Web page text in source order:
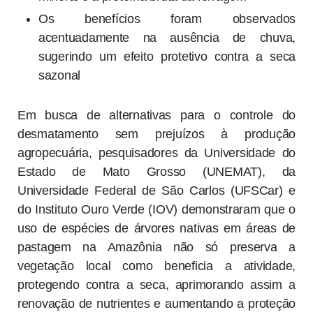
Os benefícios foram observados
acentuadamente na ausência de chuva,
sugerindo um efeito protetivo contra a seca
sazonal
Em busca de alternativas para o controle do
desmatamento sem prejuízos à produção
agropecuária, pesquisadores da Universidade do
Estado de Mato Grosso (UNEMAT), da
Universidade Federal de São Carlos (UFSCar) e
do Instituto Ouro Verde (IOV) demonstraram que o
uso de espécies de árvores nativas em áreas de
pastagem na Amazônia não só preserva a
vegetação local como beneficia a atividade,
protegendo contra a seca, aprimorando assim a
renovação de nutrientes e aumentando a proteção